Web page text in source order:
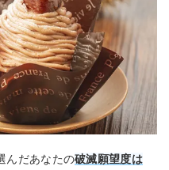
んだあなたの破滅願望度は